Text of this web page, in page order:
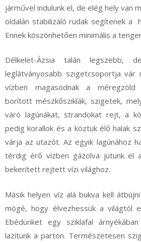
járművel indulunk el, de elég hely van
oldalán stabilizáló rudak segítenek a
Ennek köszönhetően minimális a
Délkelet-Ázsia talán legszebb,
leglátványosabb szigetcsoportja vár
vízben magasodnak a méregzöld
borított mészkősziklák, szigetek,
váró lagúnákat, strandokat rejt, a
pedig korallok és a köztük élő halak
várja az utazót. Az egyik lagúnához
térdig érő vízben gázolva jutunk el
bekerített rejtett vízi világhoz.
Másik helyen víz alá bukva kell
mögé, hogy élvezhessük a világtól
Ebédünket egy sziklafal
lazítunk a parton. Természetesen